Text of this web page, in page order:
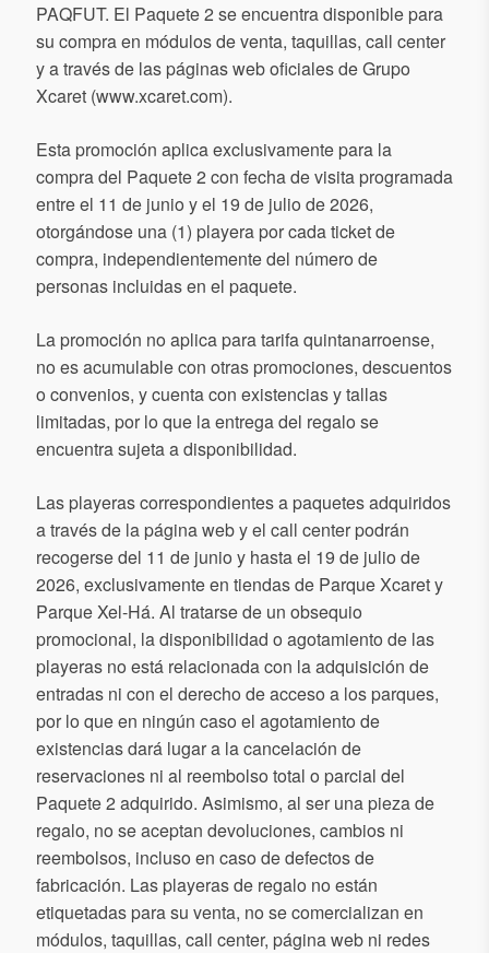
PAQFUT. El Paquete 2 se encuentra disponible para
su compra en módulos de venta, taquillas, call center
y a través de las páginas web oficiales de Grupo
Xcaret (www.xcaret.com).
Esta promoción aplica exclusivamente para la
compra del Paquete 2 con fecha de visita programada
entre el 11 de junio y el 19 de julio de 2026,
otorgándose una (1) playera por cada ticket de
compra, independientemente del número de
personas incluidas en el paquete.
La promoción no aplica para tarifa quintanarroense,
no es acumulable con otras promociones, descuentos
o convenios, y cuenta con existencias y tallas
limitadas, por lo que la entrega del regalo se
encuentra sujeta a disponibilidad.
Las playeras correspondientes a paquetes adquiridos
a través de la página web y el call center podrán
recogerse del 11 de junio y hasta el 19 de julio de
2026, exclusivamente en tiendas de Parque Xcaret y
Parque Xel-Há. Al tratarse de un obsequio
promocional, la disponibilidad o agotamiento de las
playeras no está relacionada con la adquisición de
entradas ni con el derecho de acceso a los parques,
por lo que en ningún caso el agotamiento de
existencias dará lugar a la cancelación de
reservaciones ni al reembolso total o parcial del
Paquete 2 adquirido. Asimismo, al ser una pieza de
regalo, no se aceptan devoluciones, cambios ni
reembolsos, incluso en caso de defectos de
fabricación. Las playeras de regalo no están
etiquetadas para su venta, no se comercializan en
módulos, taquillas, call center, página web ni redes